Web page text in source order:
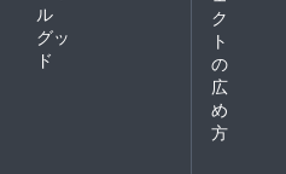
ル
グッ
ド
ク
ト
の
広
め
方